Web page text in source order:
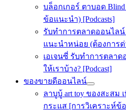
บล็อกเกอร์ ตาบอด Blind
ข้อแนะนำ) [Podcasts]
รับทําการตลาดออนไล
แนะนำหน่อย (ต้องการ
เอเจนซี่ รับทำการตลา
ให้เราบ้าง? [Podcast]
ของขายดีออนไลน์
ลาบูบู้ art toy ของสะสม
กระแส [การวิเคราะห์ข้